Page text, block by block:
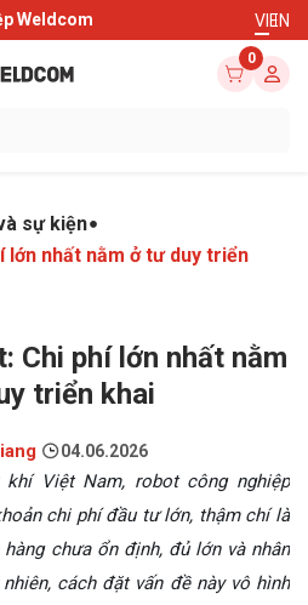
Weldcom VIEN
0
sự kiện
lớn nhất nằm ở tư duy triển
Chi phí lớn nhất nằm
triển khai
04.06.2026
Việt Nam, robot công nghiệp
chi phí đầu tư lớn, thậm chí là
chưa ổn định, đủ lớn và nhân
cách đặt vấn đề này vô hình